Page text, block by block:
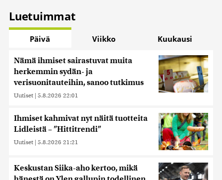
Luetuimmat
Päivä Viikko Kuukausi
Nämä ihmiset sairastuvat muita
herkemmin sydän- ja
verisuonitauteihin, sanoo tutkimus
Uutiset | 5.8.2026 22:01
Ihmiset kahmivat nyt näitä tuotteita
Lidleistä – ”Hittitrendi”
Uutiset | 5.8.2026 21:21
Keskustan Siika-aho kertoo, mikä